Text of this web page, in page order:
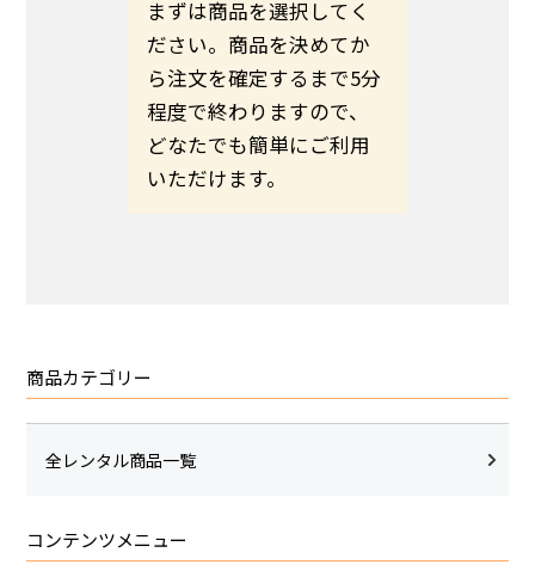
まずは商品を選択してく
ださい。商品を決めてか
ら注文を確定するまで5分
程度で終わりますので、
どなたでも簡単にご利用
いただけます。
商品カテゴリー
全レンタル商品一覧
コンテンツメニュー